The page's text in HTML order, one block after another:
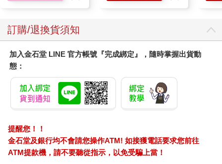
這時候，英特爾成了有兩種主力產品的公司：記憶晶片與微處理
日本廠商進入市場，威脅了英特爾原本具備的市場優勢。「從日
有人說，某家日本公司同時進行數個世代的記憶晶片設計，十六K
的設計小組在一個樓層，六十四K的設計團隊在樓上，二五六K則
在更上面一個樓層。
英特爾的客戶這時開始吹捧日系廠商記憶晶片的品質優異。「事
實上，日系廠商宣稱的品質水準，以我們的理解，是根本做不到
的。」葛洛夫說：「我們直覺的反應就是否認。然而，這真是錯
認為這些訊息不正確。直到自己人確認了客戶之前的說法大致可
信後，才開始改善品質。於是，我們被遠遠地拋在後頭了。」
一九七八年到一九八八年這十年間，日系廠商的市占率從三○％成
長到六○％。如何因應日本廠商這波攻勢，英特爾內部掀起了熱烈
訂購/退換貨須知
加入金石堂 LINE 官方帳號『完成綁定』，隨時掌握出貨動
態：
提醒您！！
金石堂及銀行均不會請您操作ATM! 如接獲電話要求您前往
ATM提款機，請不要聽從指示，以免受騙上當！